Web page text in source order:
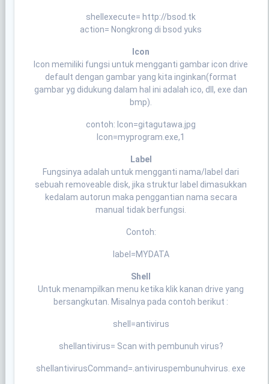
shellexecute= http://bsod.tk
action= Nongkrong di bsod yuks
Icon
Icon memiliki fungsi untuk mengganti gambar icon drive
default dengan gambar yang kita inginkan(format
gambar yg didukung dalam hal ini adalah ico, dll, exe dan
bmp).
contoh: Icon=gitagutawa.jpg
Icon=myprogram.exe,1
Label
Fungsinya adalah untuk mengganti nama/label dari
sebuah removeable disk, jika struktur label dimasukkan
kedalam autorun maka penggantian nama secara
manual tidak berfungsi.
Contoh:
label=MYDATA
Shell
Untuk menampilkan menu ketika klik kanan drive yang
bersangkutan. Misalnya pada contoh berikut :
shell=antivirus
shellantivirus= Scan with pembunuh virus?
shellantivirusCommand=.antiviruspembunuhvirus. exe